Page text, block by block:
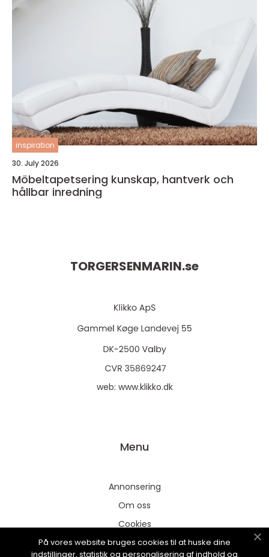
inspiration
30. July 2026
Möbeltapetsering kunskap, hantverk och
hållbar inredning
TORGERSENMARIN.se
web: www.klikko.dk
Menu
Annonsering
Om oss
Cookies
Kontakta oss
På vores website bruges cookies til at huske dine
indstillinger, statistik og personalisering af indhold og